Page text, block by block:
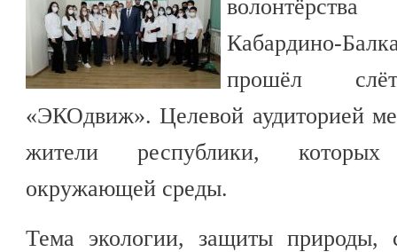
Кабардино-
прошёл слёт
«ЭКОдвиж». Целевой аудиторией
жители республики,
окружающей среды.
Тема экологии, защиты природы,